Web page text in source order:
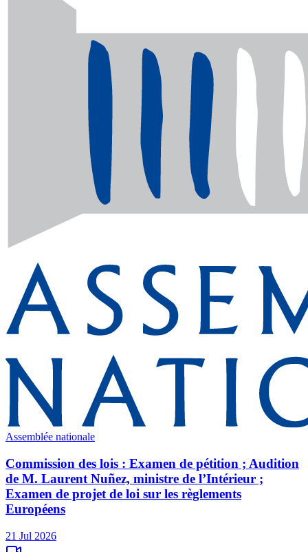
Assemblée nationale
Commission des lois : Examen de pétition ; Audition
de M. Laurent Nuñez, ministre de l’Intérieur ;
Examen de projet de loi sur les règlements
Européens
21 Jul 2026